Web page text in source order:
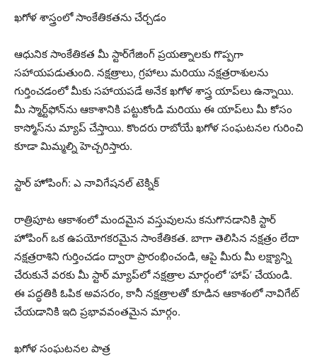
ఖగోళ శాస్త్రంలో సాంకేతికతను చేర్చడం
ఆధునిక సాంకేతికత మీ స్టార్‌గేజింగ్ ప్రయత్నాలకు గొప్పగా
సహాయపడుతుంది. నక్షత్రాలు, గ్రహాలు మరియు నక్షత్రరాశులను
గుర్తించడంలో మీకు సహాయపడే అనేక ఖగోళ శాస్త్ర యాప్‌లు ఉన్నాయి.
మీ స్మార్ట్‌ఫోన్‌ను ఆకాశానికి పట్టుకోండి మరియు ఈ యాప్‌లు మీ కోసం
కాస్మోస్‌ను మ్యాప్ చేస్తాయి. కొందరు రాబోయే ఖగోళ సంఘటనల గురించి
కూడా మిమ్మల్ని హెచ్చరిస్తారు.
స్టార్ హోపింగ్: ఎ నావిగేషనల్ టెక్నిక్
రాత్రిపూట ఆకాశంలో మందమైన వస్తువులను కనుగొనడానికి స్టార్
హోపింగ్ ఒక ఉపయోగకరమైన సాంకేతికత. బాగా తెలిసిన నక్షత్రం లేదా
నక్షత్రరాశిని గుర్తించడం ద్వారా ప్రారంభించండి, ఆపై మీరు మీ లక్ష్యాన్ని
చేరుకునే వరకు మీ స్టార్ మ్యాప్‌లో నక్షత్రాల మార్గంలో ‘హాప్’ చేయండి.
ఈ పద్ధతికి ఓపిక అవసరం, కానీ నక్షత్రాలతో కూడిన ఆకాశంలో నావిగేట్
చేయడానికి ఇది ప్రభావవంతమైన మార్గం.
ఖగోళ సంఘటనల పాత్ర